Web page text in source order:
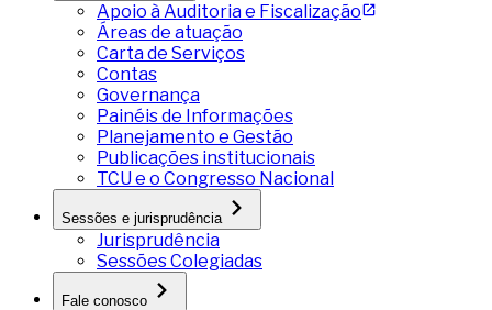
Apoio à Auditoria e Fiscalização
Áreas de atuação
Carta de Serviços
Contas
Governança
Painéis de Informações
Planejamento e Gestão
Publicações institucionais
TCU e o Congresso Nacional
Sessões e jurisprudência
Jurisprudência
Sessões Colegiadas
Fale conosco